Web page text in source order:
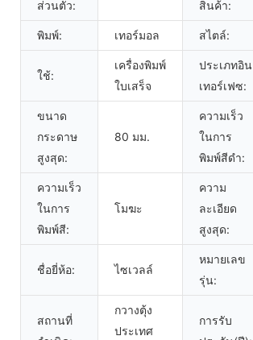
ส่วนตัว:
สินค้า:
พิมพ์: เทอร์มอล สไตล์:
ใช้:
เครื่องพิมพ์
ใบเสร็จ
ประเภทอิน
เทอร์เฟซ:
ขนาด
กระดาษ
สูงสุด:
80 มม.
ความเร็ว
ในการ
พิมพ์สีดำ:
ความเร็ว
ในการ
พิมพ์สี:
โมฆะ
ความ
ละเอียด
สูงสุด:
ชื่อยี่ห้อ: ไซเวลล์
หมายเลข
รุ่น:
สถานที่
กวางตุ้ง
ประเทศ
การรับ